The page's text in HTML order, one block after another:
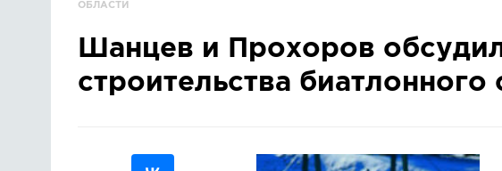
ОБЛАСТИ
Шанцев и Прохоров
строительства биатлонного